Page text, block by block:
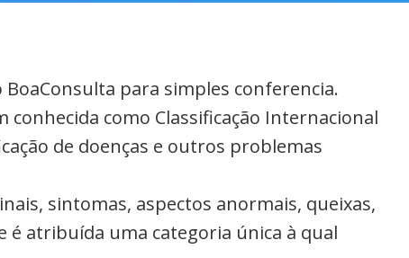
para simples conferencia.
conhecida como Classificação Internacional
de doenças e outros problemas
sintomas, aspectos anormais, queixas,
é atribuída uma categoria única à qual